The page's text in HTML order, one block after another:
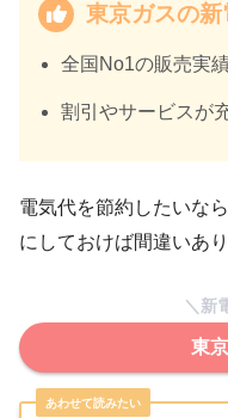
東京ガスの
全国No1の販売実
割引やサービスが
電気代を節約したいな
にしておけば間違いあり
＼新
東